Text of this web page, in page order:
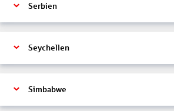
Serbien
Seychellen
Simbabwe